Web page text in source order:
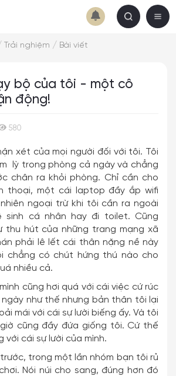
Trải nghiệm / Bài viết
bộ của tôi - một cô
động!
580
xét của mọi người đối với tôi. Tôi
lỳ trong phòng cả ngày và chẳng
chân ra khỏi phòng. Chỉ cần cho
thoại, một cái laptop đầy ắp wifi
ngoại trừ khi tôi cần ra ngoài
sinh cá nhân hay đi toilet. Cũng
thu hút của những trang mạng xã
phải lê lết cái thân nặng nề này
chẳng có chút hứng thú nào cho
nhiều cả.
cũng hơi quá với cái việc cứ rúc
như thế nhưng bản thân tôi lại
mái với cái sự lười biếng ấy. Và tôi
cũng đầy đứa giống tôi. Cứ thế
với cái sự lười của mình.
trong một lần nhóm bạn tôi rủ
Nói núi cho sang, đúng hơn đó